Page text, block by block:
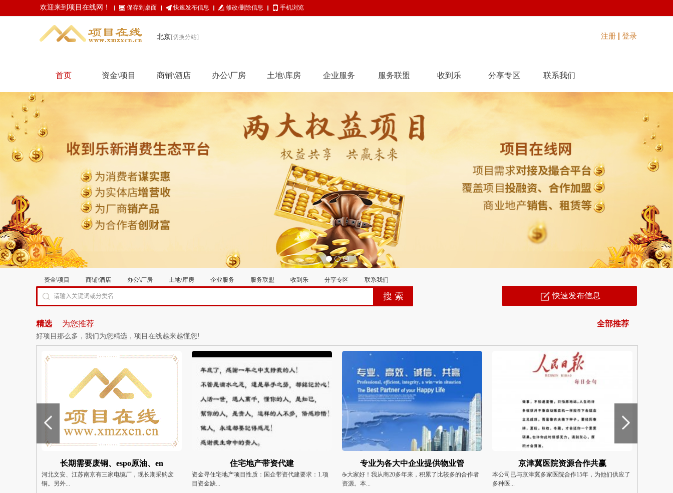
欢迎来到项目在线网！ 保存到桌面 快速发布信息 修改/删除信息 手机浏览
北京[切换分站] 登录
注册
首页 资金\项目 商铺\酒店 办公\厂房 土地\库房 企业服务 服务联盟 收到乐 分享专区 联系我们
资金\项目 商铺\酒店 办公\厂房 土地\库房 企业服务 服务联盟 收到乐 分享专区 联系我们
快速发布信息
精选 为您推荐 全部推荐
好项目那么多，我们为您精选，项目在线越来越懂您!
住宅地产带资代建
资金寻住宅地产项目性质：国企带资代建要求：1.项
目资金缺...
专业为各大中企业提供物业管
☕大家好！我从商20多年来，积累了比较多的合作者
资源。本...
京津冀医院资源合作共赢
本公司已与京津冀多家医院合作15年，为他们供应了
多种医...
专业为各大中企业提供物业管
我们公司是专门为住宅、‌写字楼、‌商场等物业提供
管...